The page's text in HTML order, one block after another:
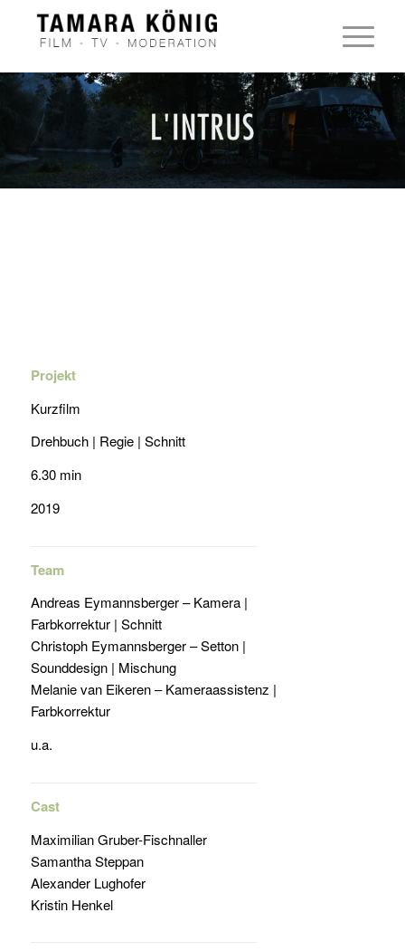
Projekt
Kurzfilm
Drehbuch | Regie | Schnitt
6.30 min
2019
Team
Andreas Eymannsberger – Kamera |
Farbkorrektur | Schnitt
Christoph Eymannsberger – Setton |
Sounddesign | Mischung
Melanie van Eikeren – Kameraassistenz |
Farbkorrektur
u.a.
Cast
Maximilian Gruber-Fischnaller
Samantha Steppan
Alexander Lughofer
Kristin Henkel